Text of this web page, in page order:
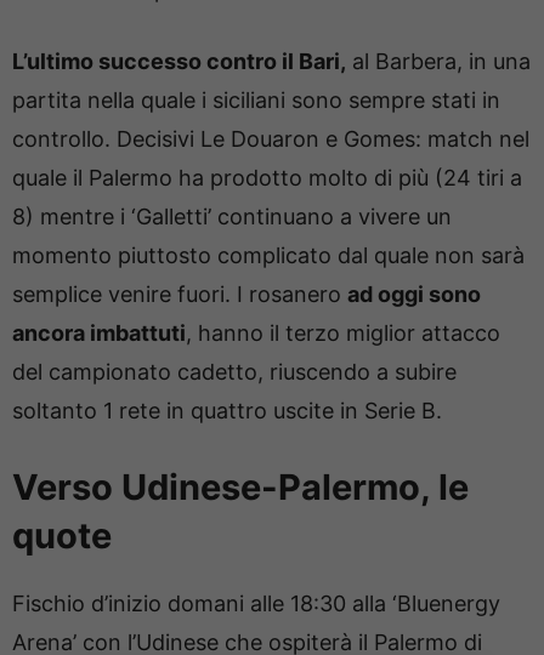
L’ultimo successo contro il Bari, al Barbera, in una
partita nella quale i siciliani sono sempre stati in
controllo. Decisivi Le Douaron e Gomes: match nel
quale il Palermo ha prodotto molto di più (24 tiri a
8) mentre i ‘Galletti’ continuano a vivere un
momento piuttosto complicato dal quale non sarà
semplice venire fuori. I rosanero ad oggi sono
ancora imbattuti, hanno il terzo miglior attacco
del campionato cadetto, riuscendo a subire
soltanto 1 rete in quattro uscite in Serie B.
Verso Udinese-Palermo, le
quote
Fischio d’inizio domani alle 18:30 alla ‘Bluenergy
Arena’ con l’Udinese che ospiterà il Palermo di